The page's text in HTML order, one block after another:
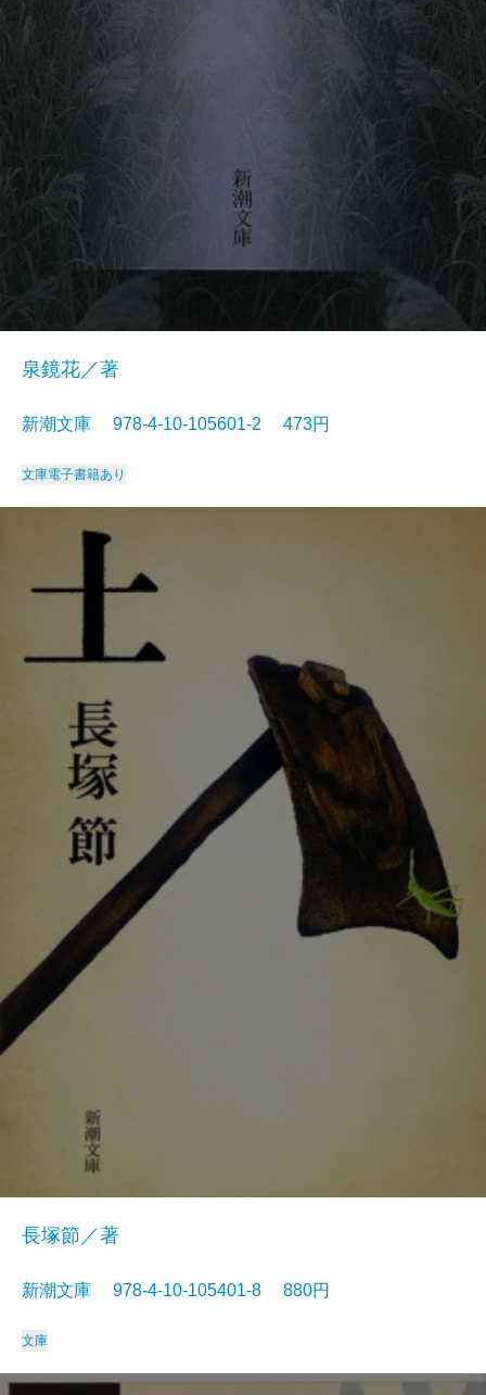
泉鏡花／著
新潮文庫 978-4-10-105601-2 473円
文庫電子書籍あり
長塚節／著
新潮文庫 978-4-10-105401-8 880円
文庫